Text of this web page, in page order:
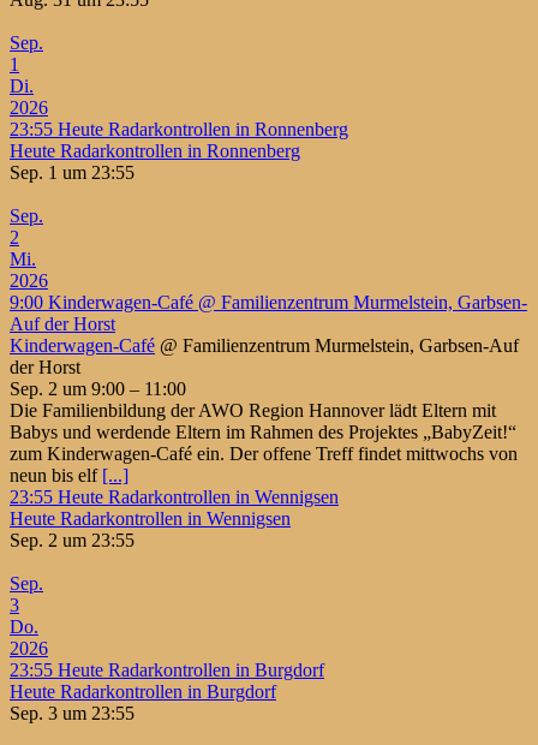
Sep.
1
Di.
2026
23:55 Heute Radarkontrollen in Ronnenberg
Heute Radarkontrollen in Ronnenberg
Sep. 1 um 23:55
Sep.
2
Mi.
2026
9:00 Kinderwagen-Café @ Familienzentrum Murmelstein, Garbsen-
Auf der Horst
Kinderwagen-Café @ Familienzentrum Murmelstein, Garbsen-Auf
der Horst
Sep. 2 um 9:00 – 11:00
Die Familienbildung der AWO Region Hannover lädt Eltern mit
Babys und werdende Eltern im Rahmen des Projektes „BabyZeit!“
zum Kinderwagen-Café ein. Der offene Treff findet mittwochs von
neun bis elf [...]
23:55 Heute Radarkontrollen in Wennigsen
Heute Radarkontrollen in Wennigsen
Sep. 2 um 23:55
Sep.
3
Do.
2026
23:55 Heute Radarkontrollen in Burgdorf
Heute Radarkontrollen in Burgdorf
Sep. 3 um 23:55